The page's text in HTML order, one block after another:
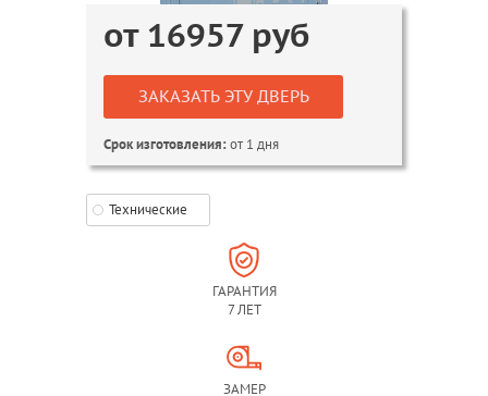
от 16957 руб
ЗАКАЗАТЬ ЭТУ ДВЕРЬ
Срок изготовления:от 1 дня
Технические
ГАРАНТИЯ
7 ЛЕТ
ЗАМЕР